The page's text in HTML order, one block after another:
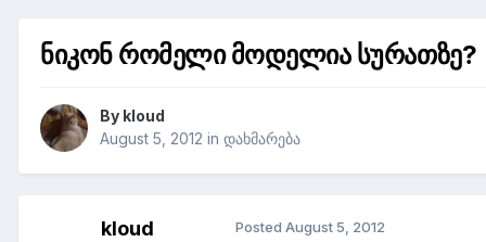
ნიკონ რომელი მოდელია სურათზე?
By kloud
August 5, 2012 in დახმარება
kloud Posted August 5, 2012